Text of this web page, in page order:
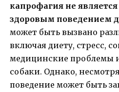
капрофагия не
здоровым поведением
может быть вызвано
включая диету, стресс,
медицинские проблемы
собаки. Однако,
поведение может быть